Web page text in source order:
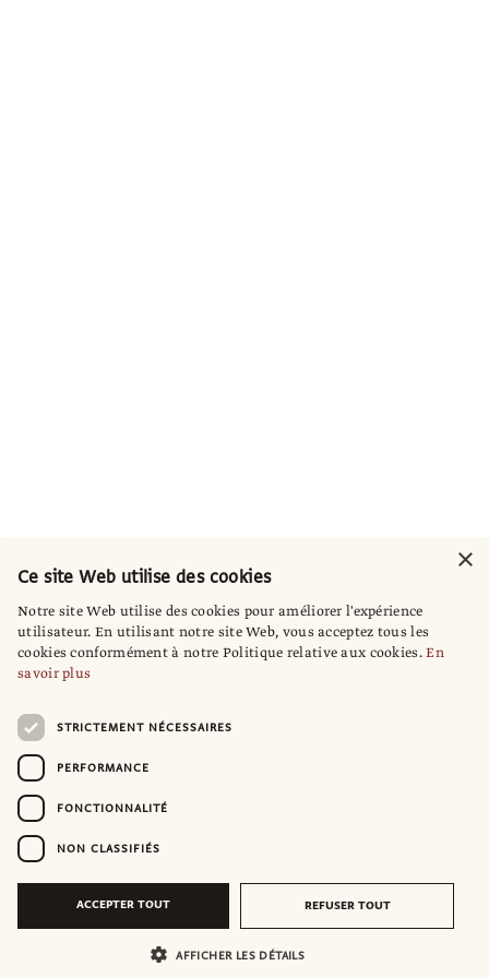
×
Ce site Web utilise des cookies
Notre site Web utilise des cookies pour améliorer l'expérience
utilisateur. En utilisant notre site Web, vous acceptez tous les
cookies conformément à notre Politique relative aux cookies.En
savoir plus
STRICTEMENT NÉCESSAIRES
PERFORMANCE
FONCTIONNALITÉ
NON CLASSIFIÉS
ACCEPTER TOUT REFUSER TOUT
AFFICHER LES DÉTAILS